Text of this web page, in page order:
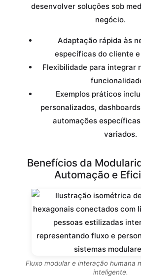
desenvolver soluções sob
negócio.
Adaptação rápida às
específicas do cliente
Flexibilidade para integrar
Exemplos práticos
personalizados,
automações
variados.
Benefícios da
Automação e
Fluxo modular e interação humana
inteligente.